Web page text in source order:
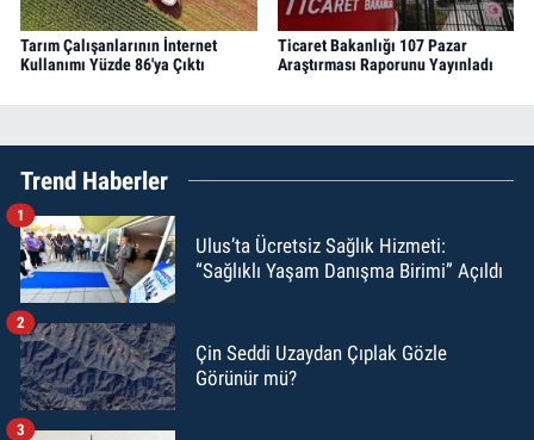
Tarım Çalışanlarının İnternet
Kullanımı Yüzde 86'ya Çıktı
Ticaret Bakanlığı 107 Pazar
Araştırması Raporunu Yayınladı
Trend Haberler
Ulus’ta Ücretsiz Sağlık Hizmeti:
“Sağlıklı Yaşam Danışma Birimi” Açıldı
1
Çin Seddi Uzaydan Çıplak Gözle
Görünür mü?
2
3